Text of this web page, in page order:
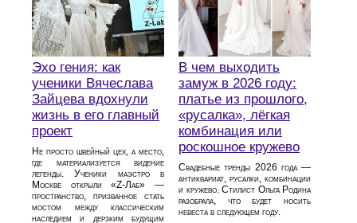
Эхо гения: как
ученики Вячеслава
Зайцева вдохнули
жизнь в его главный
проект
Не просто швейный цех, а место,
где материализуется видение
легенды. Ученики маэстро в
Москве открыли «Z-Лаб» —
пространство, призванное стать
мостом между классическим
наследием и дерзким будущим
В чем выходить
замуж в 2026 году:
платье из прошлого,
«русалка», лёгкая
комбинация или
роскошное кружево
Свадебные тренды 2026 года —
антиквариат, русалки, комбинации
и кружево. Стилист Ольга Родина
разобрала, что будет носить
невеста в следующем году.